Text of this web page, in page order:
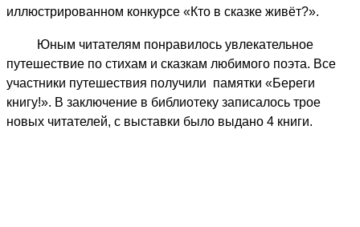
иллюстрированном конкурсе «Кто в сказке живёт?».
Юным читателям понравилось увлекательное
путешествие по стихам и сказкам любимого поэта. Все
участники путешествия получили памятки «Береги
книгу!». В заключение в библиотеку записалось трое
новых читателей, с выставки было выдано 4 книги.
любимого
писателя
автора
замечательных
сказок,